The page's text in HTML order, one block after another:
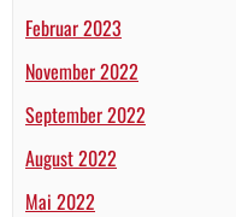
Februar 2023
November 2022
September 2022
August 2022
Mai 2022